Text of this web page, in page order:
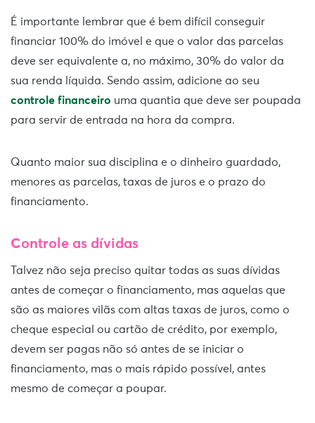
É importante lembrar que é bem difícil conseguir
financiar 100% do imóvel e que o valor das parcelas
deve ser equivalente a, no máximo, 30% do valor da
sua renda líquida. Sendo assim, adicione ao seu
controle financeiro uma quantia que deve ser poupada
para servir de entrada na hora da compra.
Quanto maior sua disciplina e o dinheiro guardado,
menores as parcelas, taxas de juros e o prazo do
financiamento.
Controle as dívidas
Talvez não seja preciso quitar todas as suas dívidas
antes de começar o financiamento, mas aquelas que
são as maiores vilãs com altas taxas de juros, como o
cheque especial ou cartão de crédito, por exemplo,
devem ser pagas não só antes de se iniciar o
financiamento, mas o mais rápido possível, antes
mesmo de começar a poupar.